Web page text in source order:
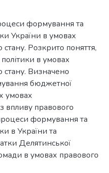
формування та
України в умовах
Розкрито поняття,
в умовах
Визначено
бюджетної
умовах
впливу правового
формування та
в України та
Делятинської
в умовах правового